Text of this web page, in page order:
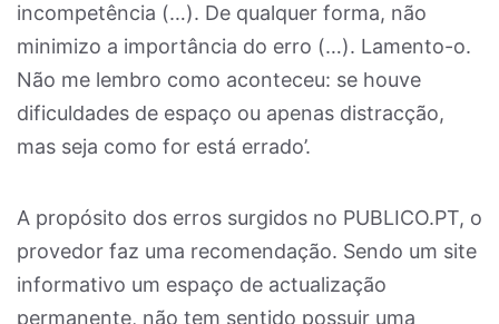
incompetência (…). De qualquer forma, não
minimizo a importância do erro (…). Lamento-o.
Não me lembro como aconteceu: se houve
dificuldades de espaço ou apenas distracção,
mas seja como for está errado’.
A propósito dos erros surgidos no PUBLICO.PT, o
provedor faz uma recomendação. Sendo um site
informativo um espaço de actualização
permanente, não tem sentido possuir uma